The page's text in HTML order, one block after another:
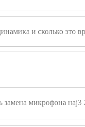
и сколько это
замена микрофона наj3